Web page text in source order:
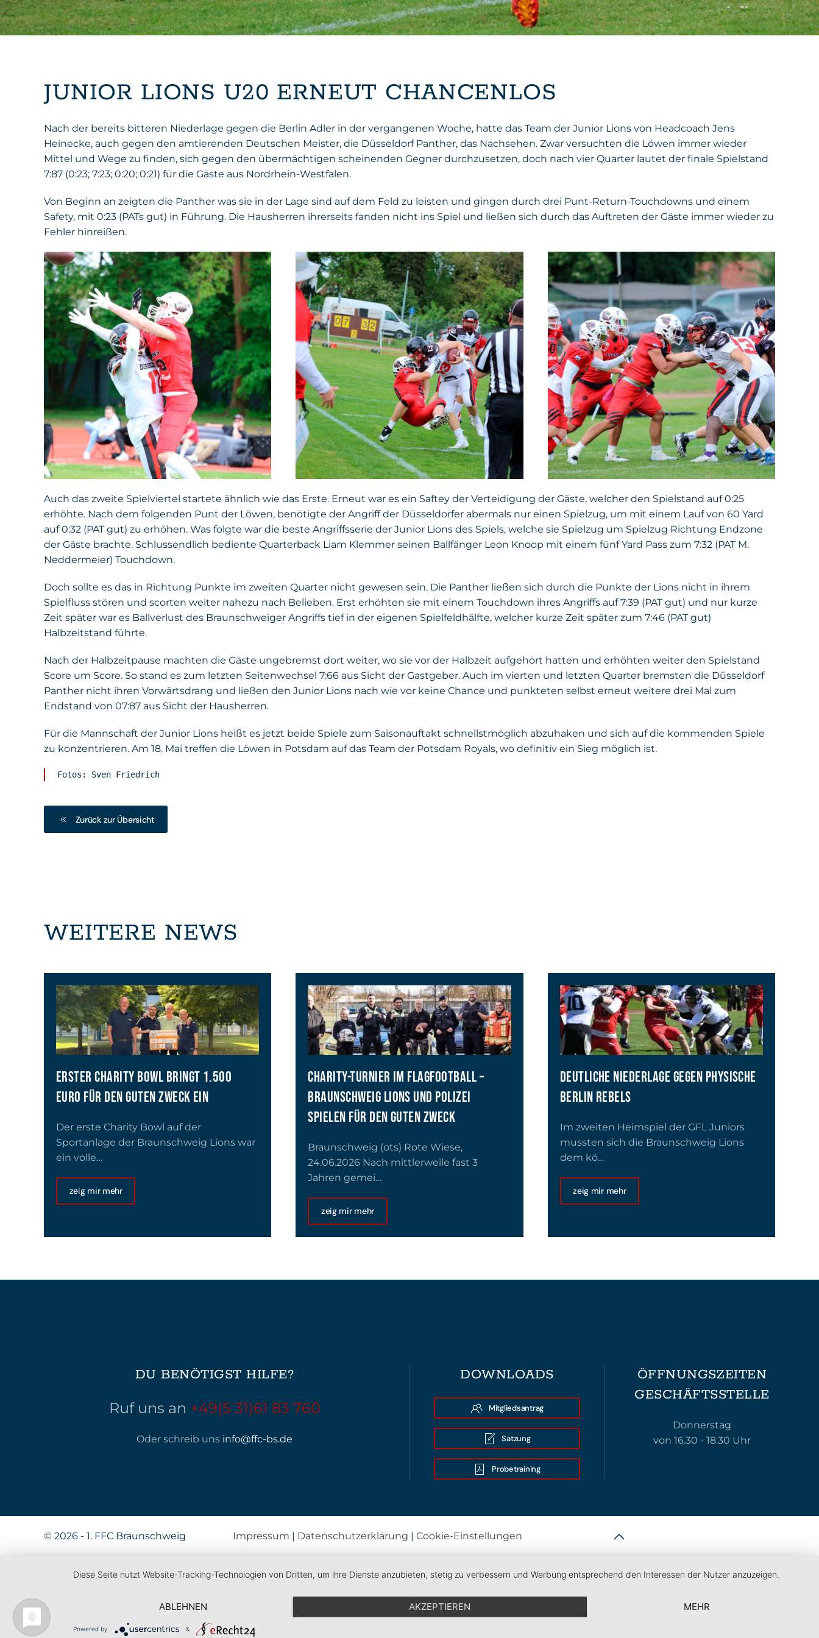
JUNIOR LIONS U20 ERNEUT CHANCENLOS
Nach der bereits bitteren Niederlage gegen die Berlin Adler in der vergangenen Woche, hatte das Team der Junior Lions von Headcoach Jens
Heinecke, auch gegen den amtierenden Deutschen Meister, die Düsseldorf Panther, das Nachsehen. Zwar versuchten die Löwen immer wieder
Mittel und Wege zu finden, sich gegen den übermächtigen scheinenden Gegner durchzusetzen, doch nach vier Quarter lautet der finale Spielstand
7:87 (0:23; 7:23; 0:20; 0:21) für die Gäste aus Nordrhein-Westfalen.
Von Beginn an zeigten die Panther was sie in der Lage sind auf dem Feld zu leisten und gingen durch drei Punt-Return-Touchdowns und einem
Safety, mit 0:23 (PATs gut) in Führung. Die Hausherren ihrerseits fanden nicht ins Spiel und ließen sich durch das Auftreten der Gäste immer wieder zu
Fehler hinreißen.
Auch das zweite Spielviertel startete ähnlich wie das Erste. Erneut war es ein Saftey der Verteidigung der Gäste, welcher den Spielstand auf 0:25
erhöhte. Nach dem folgenden Punt der Löwen, benötigte der Angriff der Düsseldorfer abermals nur einen Spielzug, um mit einem Lauf von 60 Yard
auf 0:32 (PAT gut) zu erhöhen. Was folgte war die beste Angriffsserie der Junior Lions des Spiels, welche sie Spielzug um Spielzug Richtung Endzone
der Gäste brachte. Schlussendlich bediente Quarterback Liam Klemmer seinen Ballfänger Leon Knoop mit einem fünf Yard Pass zum 7:32 (PAT M.
Neddermeier) Touchdown.
Doch sollte es das in Richtung Punkte im zweiten Quarter nicht gewesen sein. Die Panther ließen sich durch die Punkte der Lions nicht in ihrem
Spielfluss stören und scorten weiter nahezu nach Belieben. Erst erhöhten sie mit einem Touchdown ihres Angriffs auf 7:39 (PAT gut) und nur kurze
Zeit später war es Ballverlust des Braunschweiger Angriffs tief in der eigenen Spielfeldhälfte, welcher kurze Zeit später zum 7:46 (PAT gut)
Halbzeitstand führte.
Nach der Halbzeitpause machten die Gäste ungebremst dort weiter, wo sie vor der Halbzeit aufgehört hatten und erhöhten weiter den Spielstand
Score um Score. So stand es zum letzten Seitenwechsel 7:66 aus Sicht der Gastgeber. Auch im vierten und letzten Quarter bremsten die Düsseldorf
Panther nicht ihren Vorwärtsdrang und ließen den Junior Lions nach wie vor keine Chance und punkteten selbst erneut weitere drei Mal zum
Endstand von 07:87 aus Sicht der Hausherren.
Für die Mannschaft der Junior Lions heißt es jetzt beide Spiele zum Saisonauftakt schnellstmöglich abzuhaken und sich auf die kommenden Spiele
zu konzentrieren. Am 18. Mai treffen die Löwen in Potsdam auf das Team der Potsdam Royals, wo definitiv ein Sieg möglich ist.
Fotos: Sven Friedrich
Zurück zur Übersicht
WEITERE NEWS
ERSTER CHARITY BOWL BRINGT 1.500
EURO FÜR DEN GUTEN ZWECK EIN
Der erste Charity Bowl auf der
Sportanlage der Braunschweig Lions war
ein volle…
zeig mir mehr
CHARITY-TURNIER IM FLAGFOOTBALL –
BRAUNSCHWEIG LIONS UND POLIZEI
SPIELEN FÜR DEN GUTEN ZWECK
Braunschweig (ots) Rote Wiese,
24.06.2026 Nach mittlerweile fast 3
Jahren gemei…
zeig mir mehr
DEUTLICHE NIEDERLAGE GEGEN PHYSISCHE
BERLIN REBELS
Im zweiten Heimspiel der GFL Juniors
mussten sich die Braunschweig Lions
dem kö…
zeig mir mehr
DU BENÖTIGST HILFE?
Ruf uns an +49(5 31)61 83 760
Oder schreib uns info@ffc-bs.de
DOWNLOADS
Mitgliedsantrag
Satzung
Probetraining
ÖFFNUNGSZEITEN
GESCHÄFTSSTELLE
Donnerstag
von 16.30 - 18.30 Uhr
© 2026 - 1. FFC Braunschweig Impressum | Datenschutzerklärung | Cookie-Einstellungen
Diese Seite nutzt Website-Tracking-Technologien von Dritten, um ihre Dienste anzubieten, stetig zu verbessern und Werbung entsprechend den Interessen der Nutzer anzuzeigen.
ABLEHNEN AKZEPTIEREN MEHR
Powered by &